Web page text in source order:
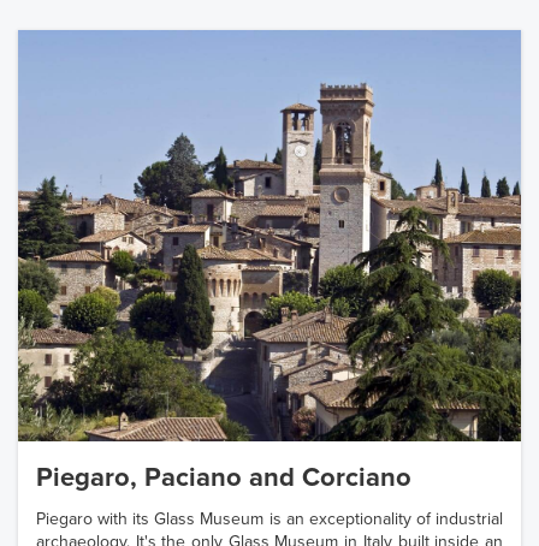
Piegaro, Paciano and Corciano
Piegaro with its Glass Museum is an exceptionality of industrial
archaeology. It's the only Glass Museum in Italy built inside an